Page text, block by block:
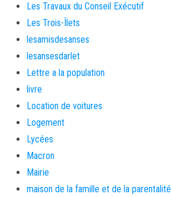
Les Travaux du Conseil Exécutif
Les Trois-Îlets
lesamisdesanses
lesansesdarlet
Lettre a la population
livre
Location de voitures
Logement
Lycées
Macron
Mairie
maison de la famille et de la parentalité